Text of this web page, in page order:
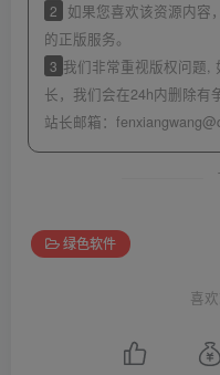
2
如果您喜欢该资源内容
的正版服务。
3 我们非常重视版权问题,
长，我们会在24h内删除有
站长邮箱：
绿色软件
喜